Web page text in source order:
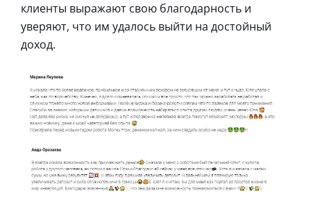
клиенты выражают свою благодарность и
уверяют, что им удалось выйти на достойный
доход.